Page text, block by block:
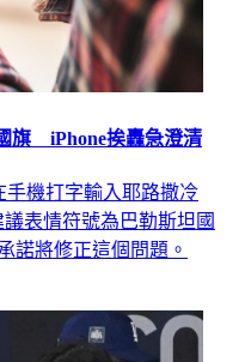
旗 iPhone挨轟急澄清
手機打字輸入耶路撒冷
議表情符號為巴勒斯坦國
諾將修正這個問題。